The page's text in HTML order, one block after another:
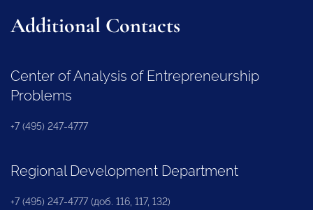
Additional Contacts
Center of Analysis of Entrepreneurship
Problems
+7 (495) 247-4777
Regional Development Department
+7 (495) 247-4777 (доб. 116, 117, 132)